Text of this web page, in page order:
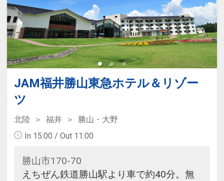
JAM福井勝山東急ホテル＆リゾー
ツ
北陸 福井
勝山・大野
In 15:00 / Out 11:00
勝山市170-70
えちぜん鉄道勝山駅より車で約40分。無